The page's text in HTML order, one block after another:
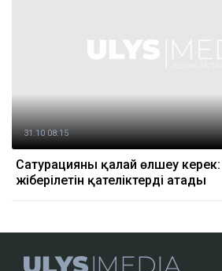
31.10 08:15
Сатурацияны қалай өлшеу керек:
жіберілетін қателіктерді атады